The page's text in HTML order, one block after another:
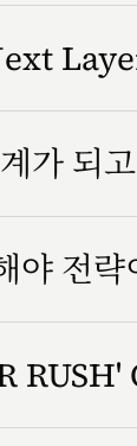
가 되
야 전략